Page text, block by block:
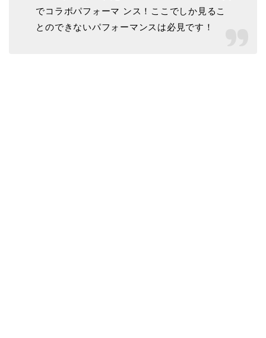
でコラボパフォーマ ンス！ここでしか見るこ
とのできないパフォーマンスは必見です！